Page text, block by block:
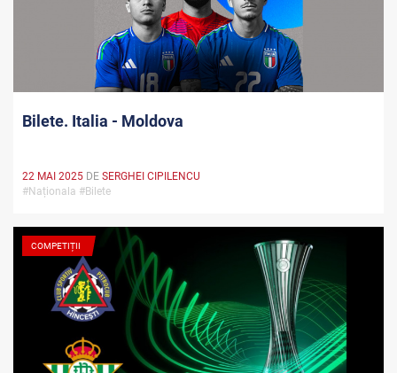
Bilete. Italia - Moldova
22 MAI 2025 DE SERGHEI CIPILENCU
#Naționala #Bilete
COMPETIȚII